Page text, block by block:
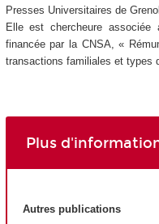
Presses Universitaires de
Elle est chercheure
financée par la CNSA, «
transactions familiales et types
Plus
Autres publications